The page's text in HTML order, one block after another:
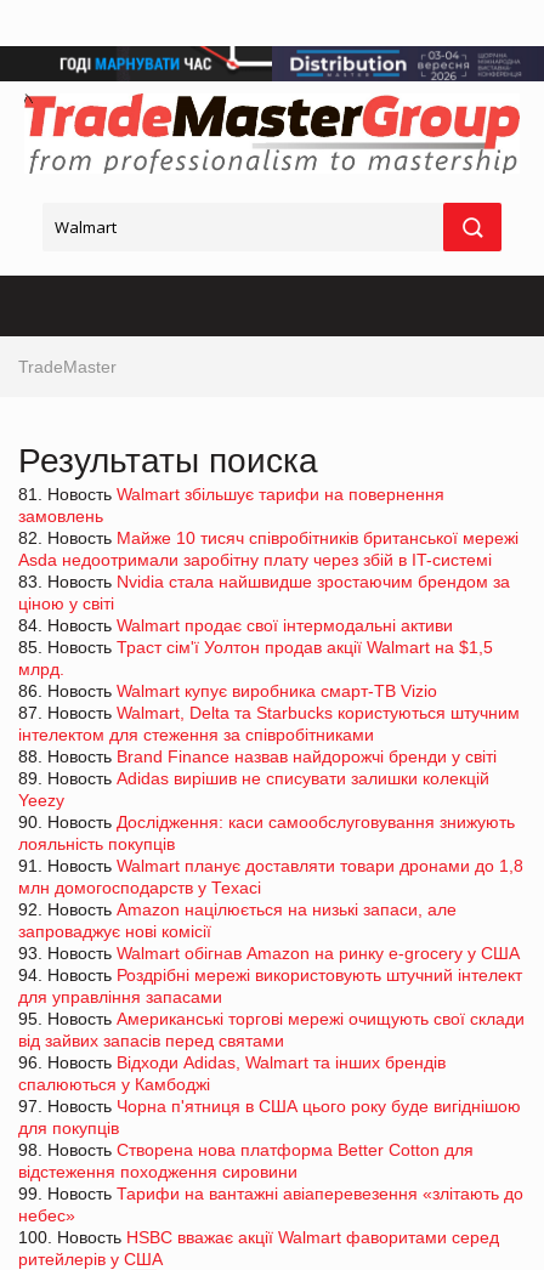
TradeMaster
Результаты поиска
81. Новость Walmart збільшує тарифи на повернення
замовлень
82. Новость Майже 10 тисяч співробітників британської мережі
Asda недоотримали заробітну плату через збій в IT-системі
83. Новость Nvidia стала найшвидше зростаючим брендом за
ціною у світі
84. Новость Walmart продає свої інтермодальні активи
85. Новость Траст сім'ї Уолтон продав акції Walmart на $1,5
млрд.
86. Новость Walmart купує виробника смарт-ТВ Vizio
87. Новость Walmart, Delta та Starbucks користуються штучним
інтелектом для стеження за співробітниками
88. Новость Brand Finance назвав найдорожчі бренди у світі
89. Новость Adidas вирішив не списувати залишки колекцій
Yeezy
90. Новость Дослідження: каси самообслуговування знижують
лояльність покупців
91. Новость Walmart планує доставляти товари дронами до 1,8
млн домогосподарств у Техасі
92. Новость Amazon націлюється на низькі запаси, але
запроваджує нові комісії
93. Новость Walmart обігнав Amazon на ринку e-grocery у США
94. Новость Роздрібні мережі використовують штучний інтелект
для управління запасами
95. Новость Американські торгові мережі очищують свої склади
від зайвих запасів перед святами
96. Новость Відходи Adidas, Walmart та інших брендів
спалюються у Камбоджі
97. Новость Чорна п'ятниця в США цього року буде вигіднішою
для покупців
98. Новость Створена нова платформа Better Cotton для
відстеження походження сировини
99. Новость Тарифи на вантажні авіаперевезення «злітають до
небес»
100. Новость HSBC вважає акції Walmart фаворитами серед
ритейлерів у США